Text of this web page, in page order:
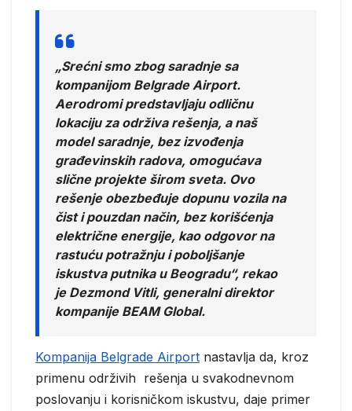
„Srećni smo zbog saradnje sa
kompanijom Belgrade Airport.
Aerodromi predstavljaju odličnu
lokaciju za održiva rešenja, a naš
model saradnje, bez izvođenja
građevinskih radova, omogućava
slične projekte širom sveta. Ovo
rešenje obezbeđuje dopunu vozila na
čist i pouzdan način, bez korišćenja
električne energije, kao odgovor na
rastuću potražnju i poboljšanje
iskustva putnika u Beogradu“, rekao
je Dezmond Vitli, generalni direktor
kompanije BEAM Global.
Kompanija Belgrade Airport nastavlja da, kroz
primenu održivih rešenja u svakodnevnom
poslovanju i korisničkom iskustvu, daje primer